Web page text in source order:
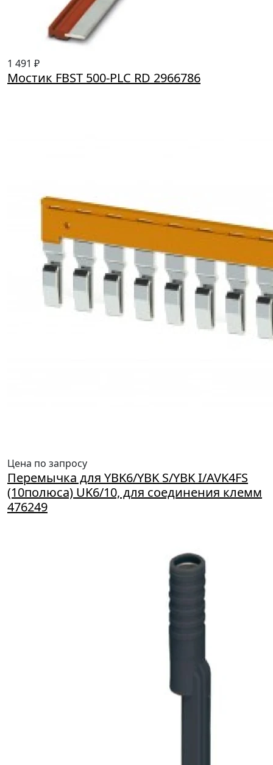
1 491 ₽
Мостик FBST 500-PLC RD 2966786
Цена по запросу
Перемычка для YBK6/YBK S/YBK I/AVK4FS
(10полюса) UK6/10, для соединения клемм
476249